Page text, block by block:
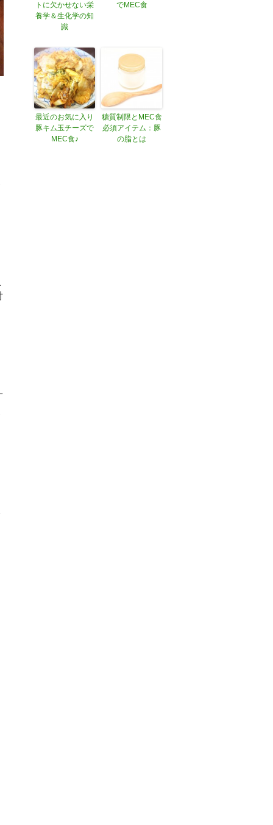
トに欠かせない栄
養学＆生化学の知
識
でMEC食
最近のお気に入り
豚キム玉チーズで
MEC食♪
糖質制限とMEC食
必須アイテム：豚
の脂とは